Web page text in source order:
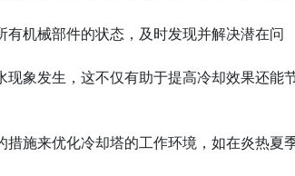
机械部件的状态，及时发现并解决潜在问
象发生，这不仅有助于提高冷却效果还能
施来优化冷却塔的工作环境，如在炎热夏